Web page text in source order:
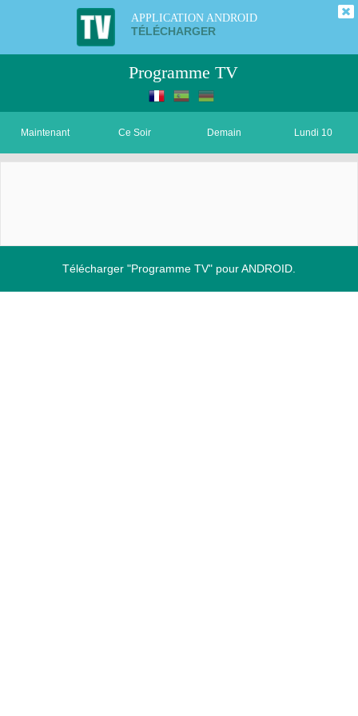
APPLICATION ANDROID
TÉLÉCHARGER
Programme TV
Maintenant Ce Soir Demain Lundi 10
Télécharger "Programme TV" pour ANDROID.